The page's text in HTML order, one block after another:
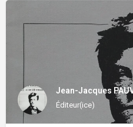
Jean-Jacques
Éditeur(ice)